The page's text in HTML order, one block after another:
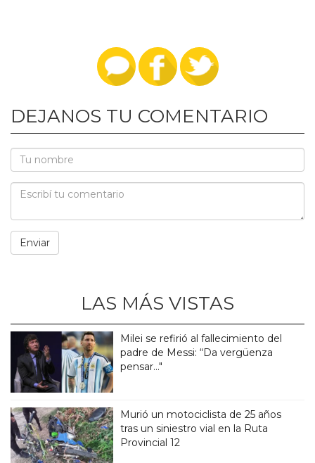
DEJANOS TU COMENTARIO
LAS MÁS VISTAS
Milei se refirió al fallecimiento del
padre de Messi: “Da vergüenza
pensar..."
Murió un motociclista de 25 años
tras un siniestro vial en la Ruta
Provincial 12